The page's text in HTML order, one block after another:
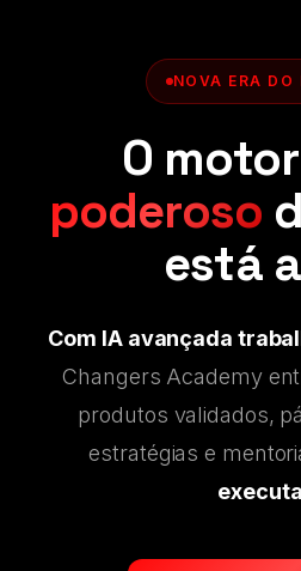
NOVA ERA DO
O
poderoso
está
Com IA avançada
Changers Academy
produtos validados,
estratégias e